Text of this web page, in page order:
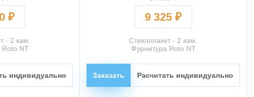
₽
- 2 кам.
Roto NT
индивидуально
9 325 ₽
Стеклопакет - 2 кам.
Фурнитура Roto NT
Заказать Расчитать индивидуально